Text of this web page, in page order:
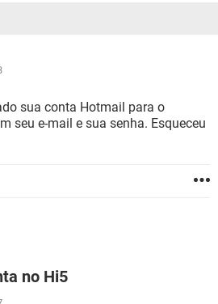
sua conta Hotmail para o
seu e-mail e sua senha. Esqueceu
no Hi5